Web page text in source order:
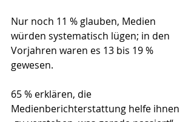
Nur noch 11 % glauben, Medien
würden systematisch lügen; in den
Vorjahren waren es 13 bis 19 %
gewesen.
65 % erklären, die
Medienberichterstattung helfe ihnen